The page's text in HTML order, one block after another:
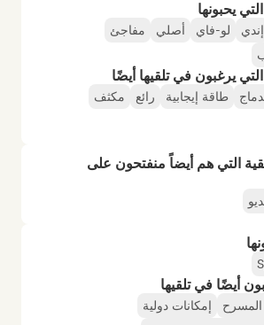
يحبونها
إندي لو-فاي أصلي
مفاجئ
يرغبون في تلقيها أيضًا
طاقة إيجابية رائع
مكثف
التي هم أيضاً منفتحون على
أيضًا في تلقيها
إمكانات دولية